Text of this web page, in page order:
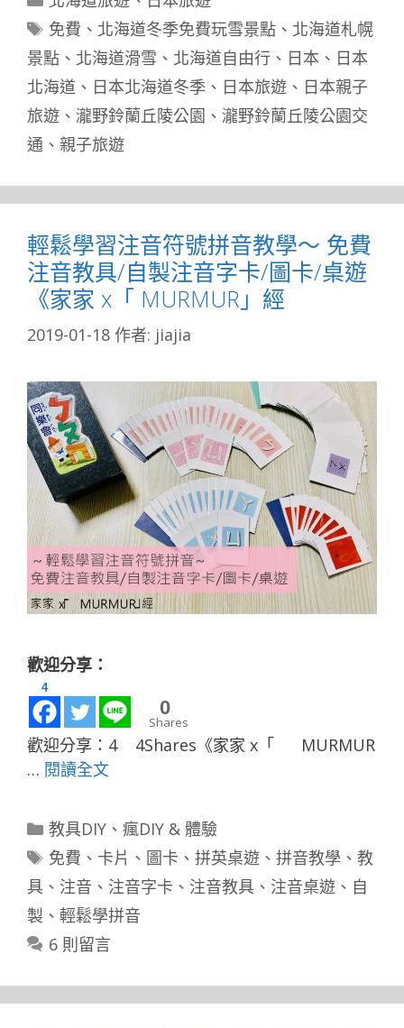
類
標
籤
免費 、 北海道冬季免費玩雪景點、 北海道札幌
景點 、 北海道滑雪 、 北海道自由行 、 日本 、 日本
北海道 、 日本北海道冬季 、 日本旅遊 、 日本親子
旅遊 、 瀧野鈴蘭丘陵公園 、 瀧野鈴蘭丘陵公園交
通 、 親子旅遊
輕鬆學習注音符號拼音教學～ 免費
注音教具/自製注音字卡/圖卡/桌遊
《家家 x「 MURMUR」經
2019-01-18 作者: jiajia
歡迎分享：
4
0
Shares
歡迎分享：4 4Shares《家家 x「 MURMUR
… 閱讀全文
分
類
教具DIY、 瘋DIY & 體驗
標
籤
免費 、 卡片 、 圖卡 、 拼英桌遊、 拼音教學 、 教
具 、 注音 、 注音字卡 、 注音教具 、 注音桌遊 、 自
製 、 輕鬆學拼音
6 則留言